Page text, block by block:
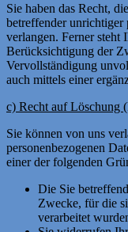
Sie haben das Recht,
betreffender unrichtiger
verlangen. Ferner steht
Berücksichtigung der
Vervollständigung
auch mittels einer
c) Recht auf Löschung
Sie können von uns
personenbezogenen
einer der folgenden
Die Sie
Zwecke, für die
verarbeitet